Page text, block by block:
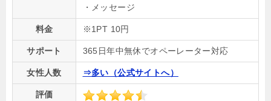
・メッセージ
料金 ※1PT 10円
サポート 365日年中無休でオペーレーター対応
女性人数 ⇒多い（公式サイトへ）
評価